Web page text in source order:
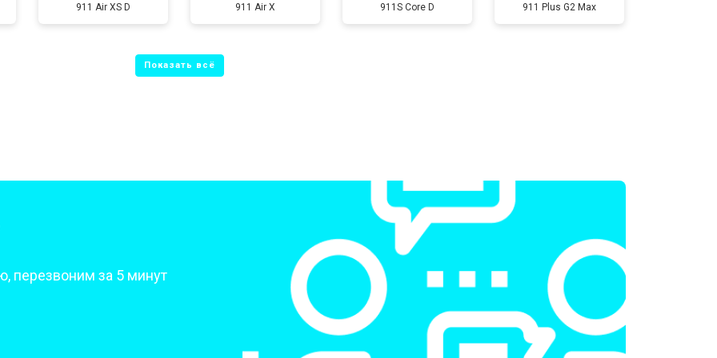
от 50 мин
от 2200 ₽
от 1700 ₽ Заказать
от 2600 ₽ Заказать
911 Air XS D 911 Air X 911S Core D 911 Plus G2 Max
перезвоним за 5 минут